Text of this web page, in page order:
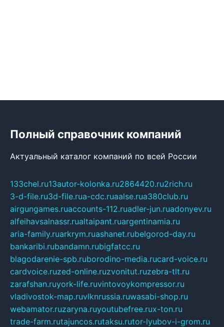
Полный справочник компаний
Актуальный каталог компаний по всей России
133chel.ru13autor-kolonka.ru2864420.ru2rich.ru
3-d-file.ru3d-file.rua-cdc.ruaalse.rua380club.ru
airgungames.ruaccounts-112.ruadler-jun.ruadonyev.ru
alfeihavsalnassr.rualtaipant.ruargentinamia.ru
aria-family.ruarkrym.ruashanet.rubelgorod-day.ru
bankaribi.rubandamn.rubigfatcc.ru
blagodarenie-spb.ruborodino-media.rucard-voice.ru
cardvoice.ruzed-online.ruzvonitut.ruzebra-tlt.ru
zarafshan.ruyork-life.ruvintovoykompressor.ru
vladivostok-map.ruvlknrussia.ruwasabi-shop.ru
webamator.ruzaryna.ruyoutubefree.rux-ton.ru
trade-farm.rutajuncos.rutaksu.rutor-lyubov-i-grom.ru